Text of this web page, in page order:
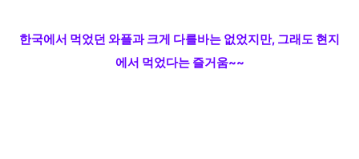
한국에서 먹었던 와플과 크게 다를바는 없었지만, 그래도 현지
에서 먹었다는 즐거움~~